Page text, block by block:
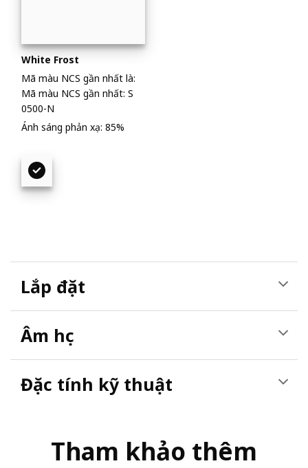
White Frost
Mã màu NCS gần nhất là:
Mã màu NCS gần nhất: S
0500-N
Ánh sáng phản xạ: 85%
Lắp đặt
Âm học
Đặc tính kỹ thuật
Tham khảo thêm